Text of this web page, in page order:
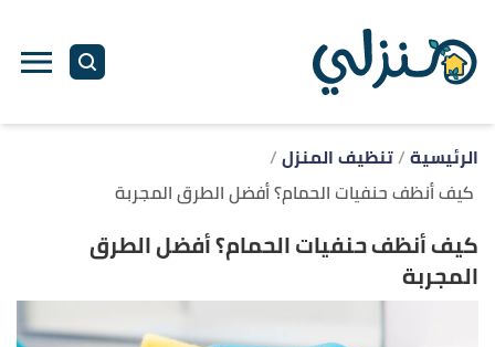
الرئيسية تنظيف المنزل
كيف أنظف حنفيات الحمام؟ أفضل الطرق المجربة
كيف أنظف حنفيات الحمام؟ أفضل الطرق
المجربة